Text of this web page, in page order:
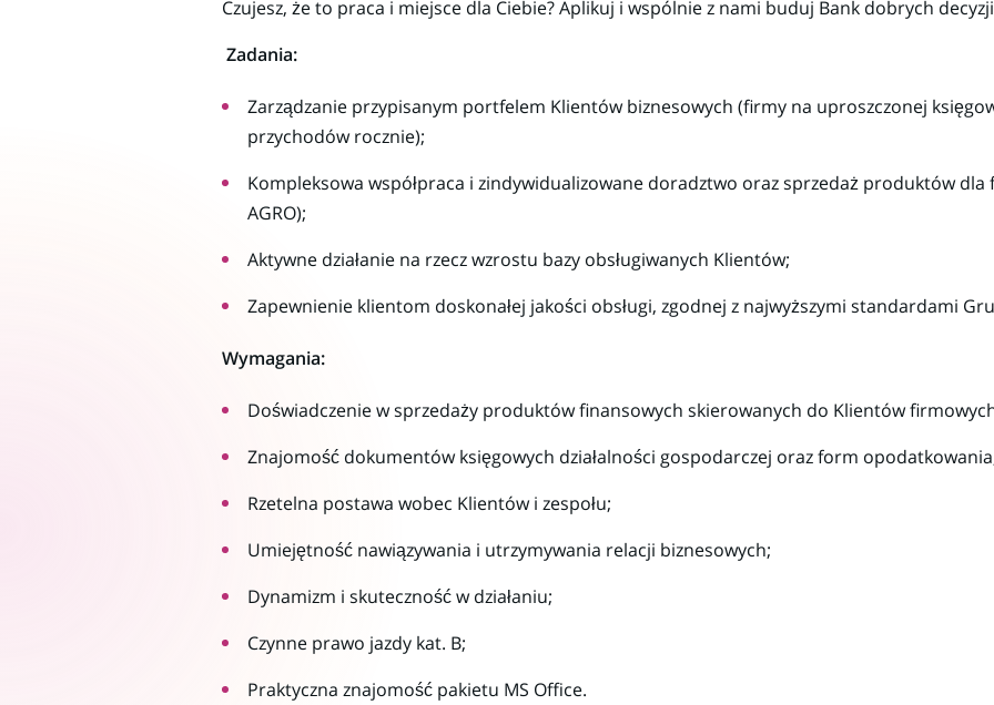
Czujesz, że to praca i miejsce dla Ciebie? Aplikuj i wspólnie z nami buduj Bank dobrych
Zadania:
Zarządzanie przypisanym portfelem Klientów biznesowych (firmy na uproszczonej
przychodów rocznie);
Kompleksowa współpraca i zindywidualizowane doradztwo oraz sprzedaż produktów
AGRO);
Aktywne działanie na rzecz wzrostu bazy obsługiwanych Klientów;
Zapewnienie klientom doskonałej jakości obsługi, zgodnej z najwyższymi standardami
Wymagania:
Doświadczenie w sprzedaży produktów finansowych skierowanych do Klientów
Znajomość dokumentów księgowych działalności gospodarczej oraz form
Rzetelna postawa wobec Klientów i zespołu;
Umiejętność nawiązywania i utrzymywania relacji biznesowych;
Dynamizm i skuteczność w działaniu;
Czynne prawo jazdy kat. B;
Praktyczna znajomość pakietu MS Office.